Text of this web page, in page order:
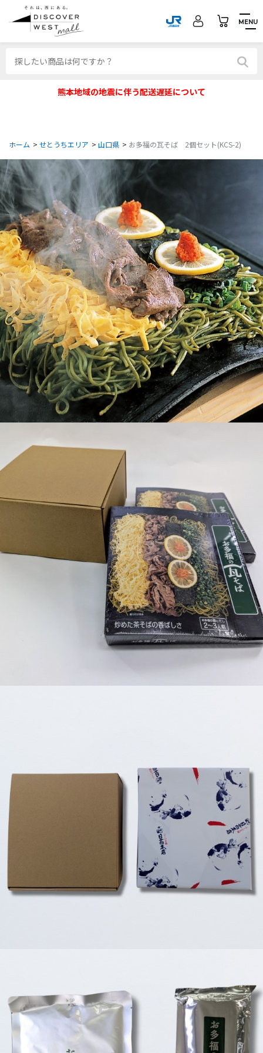
MENU
熊本地域の地震に伴う配送遅延について
ホーム > せとうちエリア > 山口県 > お多福の瓦そば 2個セット(KCS-2)